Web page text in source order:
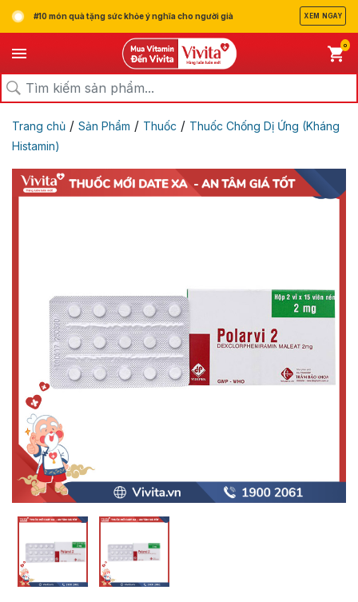
#10 món quà tặng sức khỏe ý nghĩa cho người già XEM NGAY
0
Trang chủ / Sản Phẩm / Thuốc / Thuốc Chống Dị Ứng (Kháng
Histamin)